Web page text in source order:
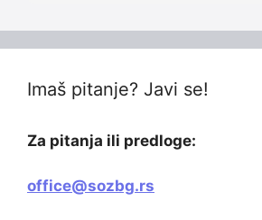
Imaš pitanje? Javi se!
Za pitanja ili predloge:
office@sozbg.rs